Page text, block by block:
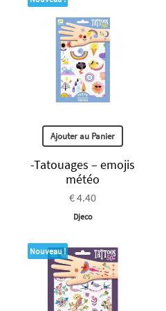
Ajouter au Panier
-Tatouages – emojis
météo
€ 4.40
Djeco
Nouveau !